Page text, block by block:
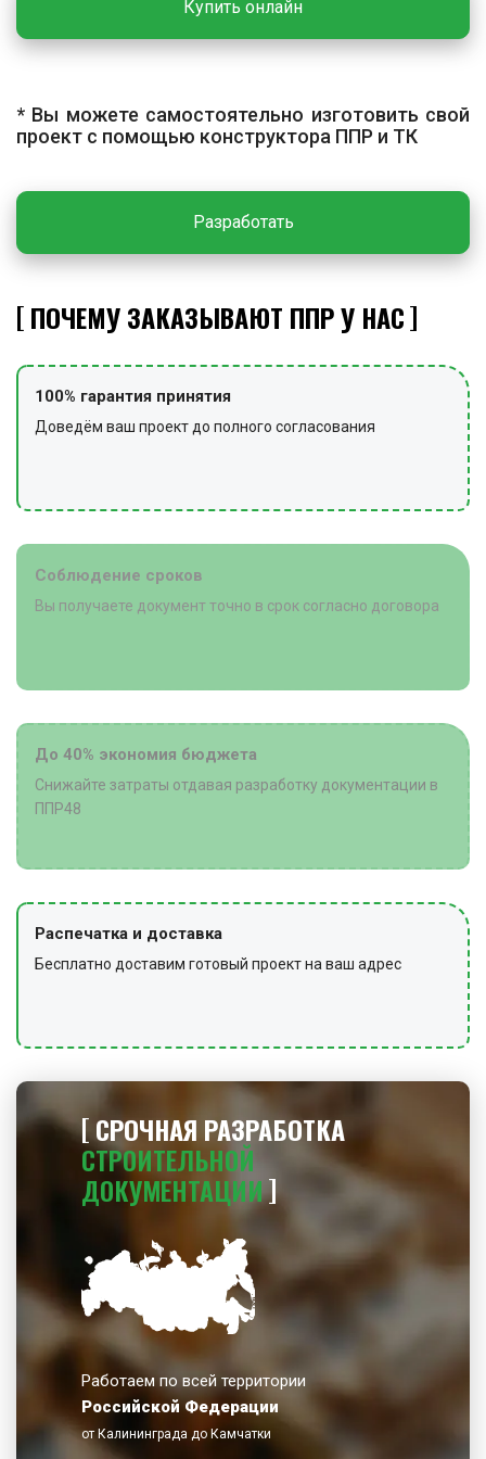
сдают на хранение, очищают место работ от мусора,
снимают сигнальное ограждение и
Купить онлайн
* Вы можете самостоятельно изготовить свой
проект с помощью конструктора ППР и ТК
Разработать
ПОЧЕМУ ЗАКАЗЫВАЮТ ППР У НАС
100% гарантия принятия
Доведём ваш проект до полного согласования
Соблюдение сроков
Вы получаете документ точно в срок согласно договора
До 40% экономия бюджета
Снижайте затраты отдавая разработку документации в
ППР48
Распечатка и доставка
Бесплатно доставим готовый проект на ваш адрес
СРОЧНАЯ РАЗРАБОТКА
СТРОИТЕЛЬНОЙ
ДОКУМЕНТАЦИИ
Работаем по всей территории
Российской Федерации
от Калининграда до Камчатки